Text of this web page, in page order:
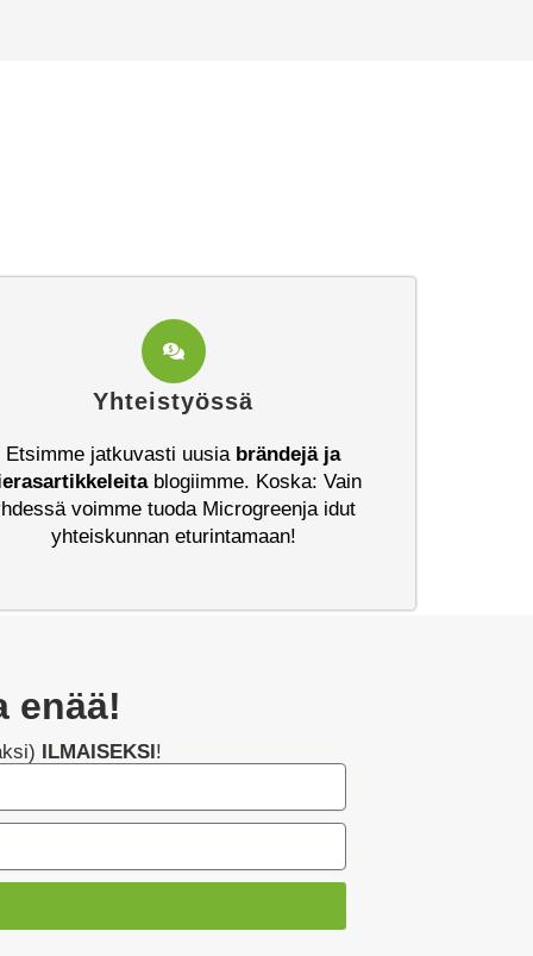
Yhteistyössä
Etsimme jatkuvasti uusia brändejä ja
blogiimme. Koska: Vain
voimme tuoda Microgreenja idut
yhteiskunnan eturintamaan!
enää!
ILMAISEKSI !